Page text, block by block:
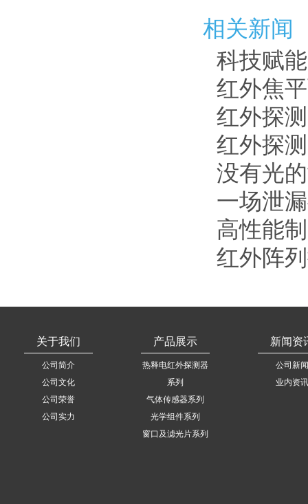
相关新闻
科技赋
红外焦
红外探
红外探
没有光
一场泄
高性能
红外阵
关于我们
公司简介
公司文化
公司荣誉
公司实力
产品展示
热释电红外探测器
系列
气体传感器系列
光学组件系列
窗口及滤光片系列
新闻资
公司新闻
业内资讯